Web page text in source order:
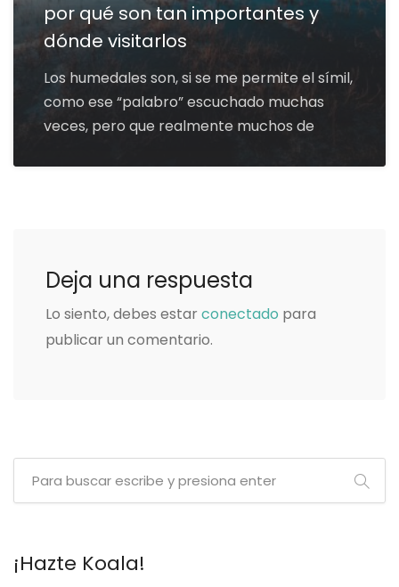
por qué son tan importantes y
dónde visitarlos
Los humedales son, si se me permite el símil,
como ese “palabro” escuchado muchas
veces, pero que realmente muchos de
Deja una respuesta
Lo siento, debes estar conectado para
publicar un comentario.
¡Hazte Koala!